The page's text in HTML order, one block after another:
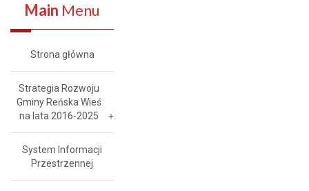
Main Menu
Strona główna
Strategia Rozwoju
Gminy Reńska Wieś
na lata 2016-2025
System Informacji
Przestrzennej